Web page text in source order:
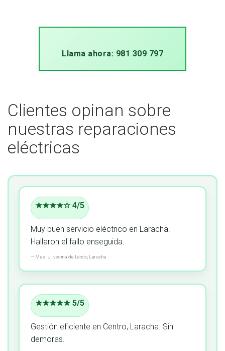
Llama ahora: 981 309 797
Clientes opinan sobre
nuestras reparaciones
eléctricas
★★★★☆ 4/5
Muy buen servicio eléctrico en Laracha.
Hallaron el fallo enseguida.
—Mael J.,vecina de Lendo, Laracha
★★★★★ 5/5
Gestión eficiente en Centro, Laracha. Sin
demoras.